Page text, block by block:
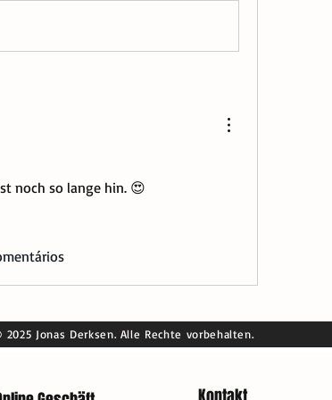
noch so lange hin. 😍
2025 Jonas Derksen. Alle Rechte vorbehalten.